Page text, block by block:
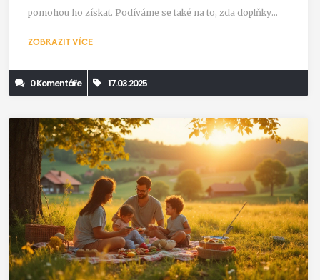
pomohou ho získat. Podíváme se také na to, zda doplňky
ale i na praktické tipy pro lepší zdraví.
ZOBRAZIT VÍCE
0 Komentáře 17.03.2025